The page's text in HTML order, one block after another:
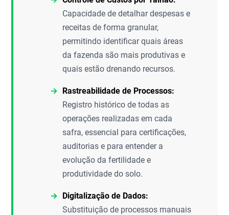
Capacidade de detalhar despesas e
receitas de forma granular,
permitindo identificar quais áreas
da fazenda são mais produtivas e
quais estão drenando recursos.
Rastreabilidade de Processos:
Registro histórico de todas as
operações realizadas em cada
safra, essencial para certificações,
auditorias e para entender a
evolução da fertilidade e
produtividade do solo.
Digitalização de Dados:
Substituição de processos manuais